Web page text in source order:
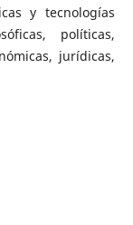
y tecnologías
políticas,
jurídicas,